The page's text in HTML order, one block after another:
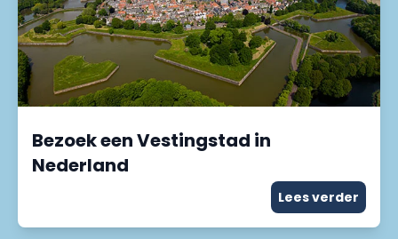
Bezoek een Vestingstad in
Nederland
Lees verder